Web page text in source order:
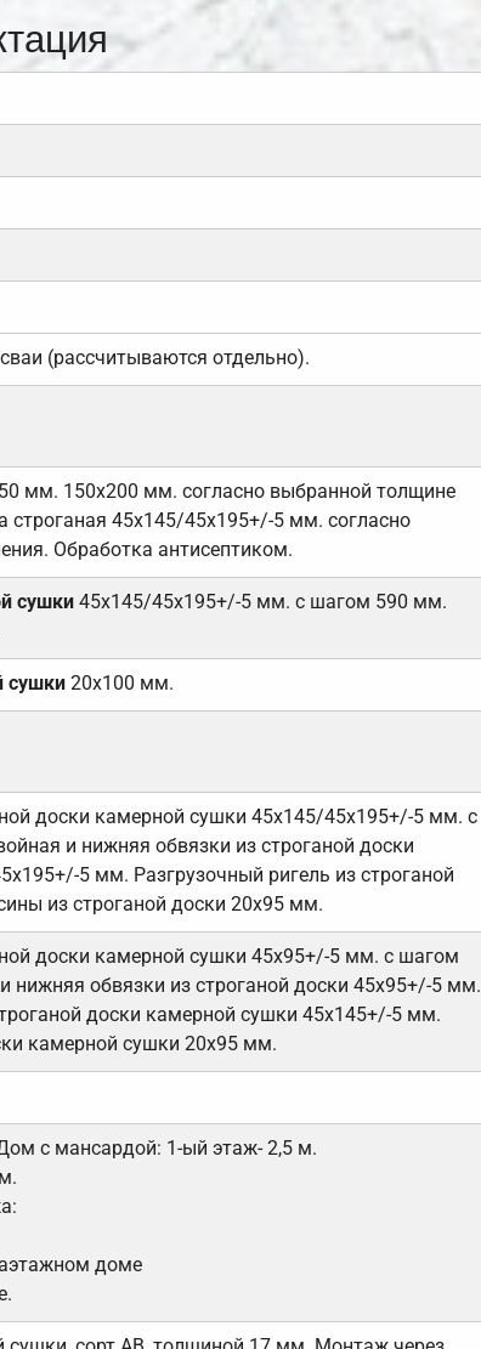
(рассчитываются отдельно).
мм. 150х200 мм. согласно выбранной толщине
строганая 45х145/45х195+/-5 мм. согласно
Обработка антисептиком.
сушки 45х145/45х195+/-5 мм. с шагом 590 мм.
сушки20х100 мм.
доски камерной сушки 45х145/45х195+/-5 мм. с
и нижняя обвязки из строганой доски
5 мм. Разгрузочный ригель из строганой
из строганой доски 20х95 мм.
доски камерной сушки 45х95+/-5 мм. с шагом
нижняя обвязки из строганой доски 45х95+/-5 мм.
доски камерной сушки 45х145+/-5 мм.
камерной сушки 20х95 мм.
с мансардой: 1-ый этаж- 2,5 м.
доме